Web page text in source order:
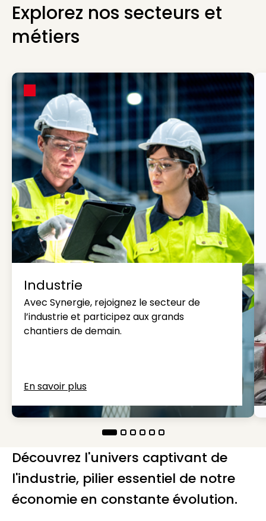
Explorez nos secteurs et
métiers
Industrie
Avec Synergie, rejoignez le secteur de
l’industrie et participez aux grands
chantiers de demain.
En savoir plus
Découvrez l'univers captivant de
l'industrie, pilier essentiel de notre
économie en constante évolution.